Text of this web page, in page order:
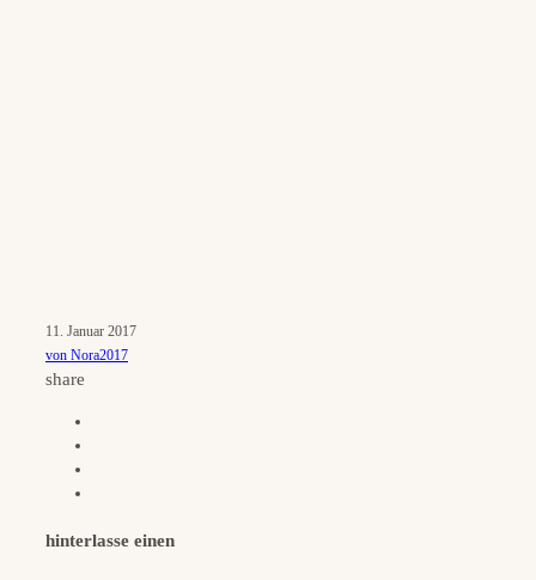
11. Januar 2017
von Nora2017
share
hinterlasse einen